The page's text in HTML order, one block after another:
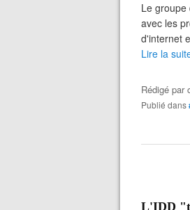
Le groupe
avec les
d'internet
Lire la
Rédigé par
Publié dans
L'IDD